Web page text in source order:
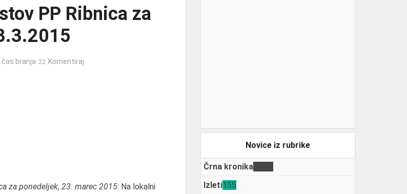
PP Ribnica za
čas branja Komentiraj
za ponedeljek, 23. marec 2015: Na lokalni
Novice iz rubrike
Črna kronika
Izleti155